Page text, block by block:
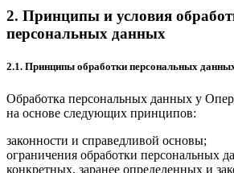
2. Принципы и условия
персональных данных
2.1. Принципы обработки персональных
Обработка персональных данных у
на основе следующих принципов:
законности и справедливой основы;
ограничения обработки персональных
конкретных, заранее определенных и